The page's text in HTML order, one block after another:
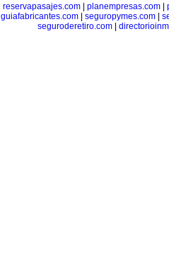
reservapasajes.com
planempresas.com
guiafabricantes.com| seguropymes.com|
seguroderetiro.com|